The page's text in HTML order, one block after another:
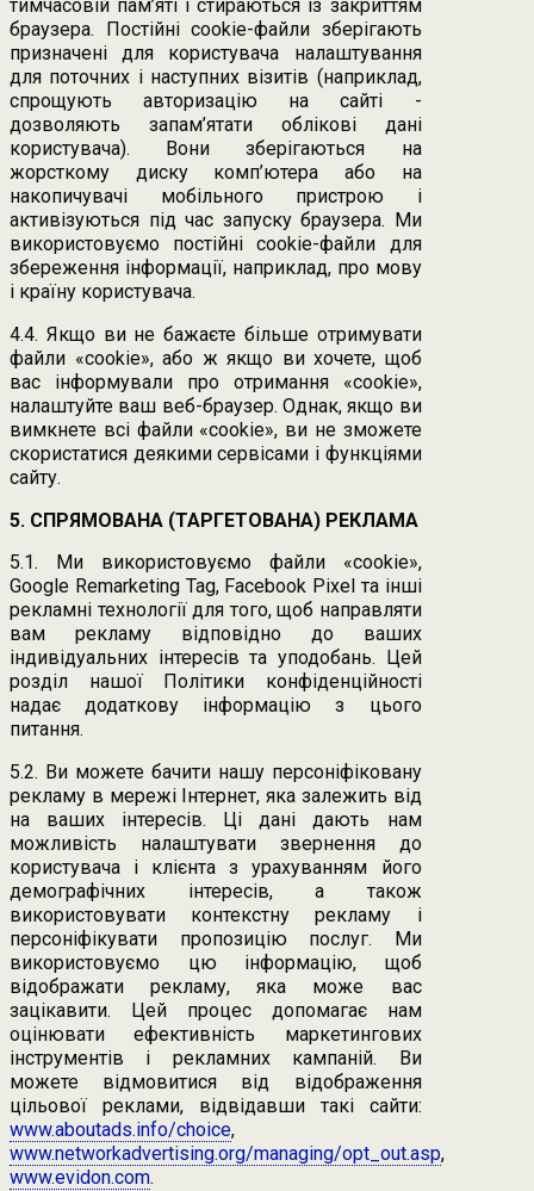
тимчасовій пам’яті і стираються із закриттям
браузера. Постійні cookie-файли зберігають
призначені для користувача налаштування
для поточних і наступних візитів (наприклад,
спрощують авторизацію на сайті -
дозволяють запам’ятати облікові дані
користувача). Вони зберігаються на
жорсткому диску комп’ютера або на
накопичувачі мобільного пристрою і
активізуються під час запуску браузера. Ми
використовуємо постійні cookie-файли для
збереження інформації, наприклад, про мову
і країну користувача.
4.4. Якщо ви не бажаєте більше отримувати
файли «cookie», або ж якщо ви хочете, щоб
вас інформували про отримання «cookie»,
налаштуйте ваш веб-браузер. Однак, якщо ви
вимкнете всі файли «cookie», ви не зможете
скористатися деякими сервісами і функціями
сайту.
5. СПРЯМОВАНА (ТАРГЕТОВАНА) РЕКЛАМА
5.1. Ми використовуємо файли «cookie»,
Google Remarketing Tag, Facebook Pixel та інші
рекламні технології для того, щоб направляти
вам рекламу відповідно до ваших
індивідуальних інтересів та уподобань. Цей
розділ нашої Політики конфіденційності
надає додаткову інформацію з цього
питання.
5.2. Ви можете бачити нашу персоніфіковану
рекламу в мережі Інтернет, яка залежить від
на ваших інтересів. Ці дані дають нам
можливість налаштувати звернення до
користувача і клієнта з урахуванням його
демографічних інтересів, а також
використовувати контекстну рекламу і
персоніфікувати пропозицію послуг. Ми
використовуємо цю інформацію, щоб
відображати рекламу, яка може вас
зацікавити. Цей процес допомагає нам
оцінювати ефективність маркетингових
інструментів і рекламних кампаній. Ви
можете відмовитися від відображення
цільової реклами, відвідавши такі сайти:
www.aboutads.info/choice,
www.networkadvertising.org/managing/opt_out.asp,
www.evidon.com.